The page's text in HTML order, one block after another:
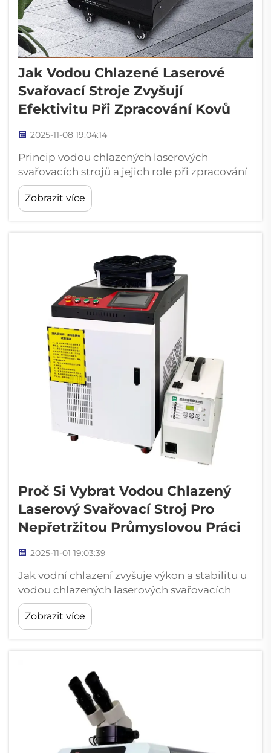
Jak Vodou Chlazené Laserové
Svařovací Stroje Zvyšují
Efektivitu Při Zpracování Kovů
2025-11-08 19:04:14
Princip vodou chlazených laserových
svařovacích strojů a jejich role při zpracování
kovů – Základní komponenty a funkce vodou
chlazeného laserového svařovacího stroje
Vodou chlazené laserové svařovací stroje
Zobrazit více
Proč Si Vybrat Vodou Chlazený
Laserový Svařovací Stroj Pro
Nepřetržitou Průmyslovou Práci
2025-11-01 19:03:39
Jak vodní chlazení zvyšuje výkon a stabilitu u
vodou chlazených laserových svařovacích
strojů – Proč potřebují lasery chlazení pro
zachování provozní integrity Laserové
svařovací stroje během provozu vyvíjejí
Zobrazit více